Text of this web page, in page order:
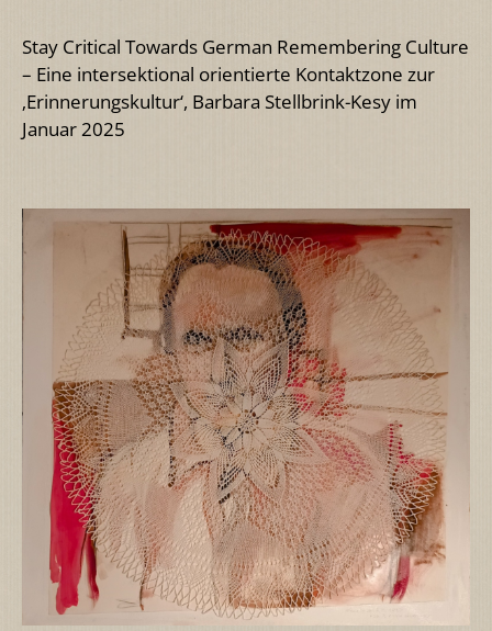
Stay Critical Towards German Remembering Culture
– Eine intersektional orientierte Kontaktzone zur
‚Erinnerungskultur‘, Barbara Stellbrink-Kesy im
Januar 2025